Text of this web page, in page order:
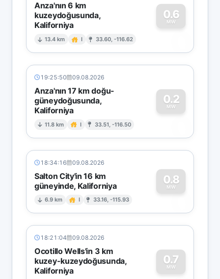
Anza'nın 6 km
kuzeydoğusunda,
Kaliforniya
13.4 km I 33.60, -116.62
0.6
MW
0
19:25:50 09.08.2026
Anza'nın 17 km doğu-
güneydoğusunda,
Kaliforniya
11.8 km I 33.51, -116.50
0.2
MW
0
18:34:16 09.08.2026
Salton City'in 16 km
güneyinde, Kaliforniya
6.9 km I 33.16, -115.93
0.8
MW
0
18:21:04 09.08.2026
Ocotillo Wells'in 3 km
kuzey-kuzeydoğusunda,
Kaliforniya
0.7
MW